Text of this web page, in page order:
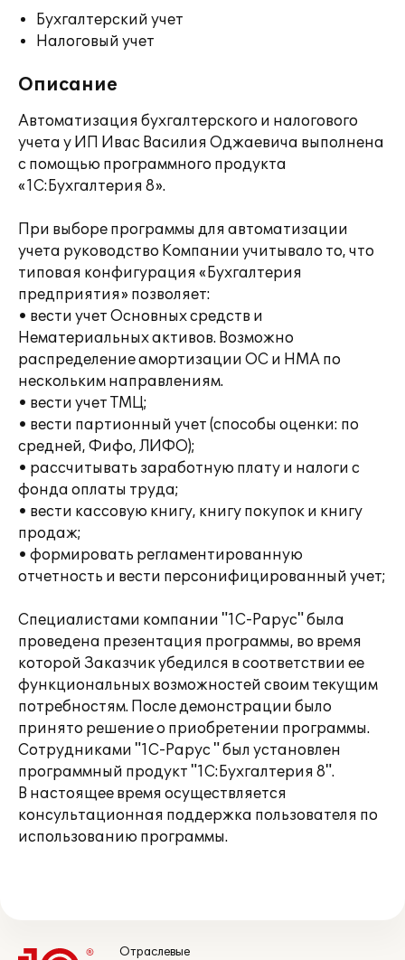
Бухгалтерский учет
Налоговый учет
Описание
Автоматизация бухгалтерского и налогового
учета у ИП Ивас Василия Оджаевича выполнена
с помощью программного продукта
«1С:Бухгалтерия 8».
При выборе программы для автоматизации
учета руководство Компании учитывало то, что
типовая конфигурация «Бухгалтерия
предприятия» позволяет:
• вести учет Основных средств и
Нематериальных активов. Возможно
распределение амортизации ОС и НМА по
нескольким направлениям.
• вести учет ТМЦ;
• вести партионный учет (способы оценки: по
средней, Фифо, ЛИФО);
• рассчитывать заработную плату и налоги с
фонда оплаты труда;
• вести кассовую книгу, книгу покупок и книгу
продаж;
• формировать регламентированную
отчетность и вести персонифицированный учет;
Специалистами компании "1С-Рарус" была
проведена презентация программы, во время
которой Заказчик убедился в соответствии ее
функциональных возможностей своим текущим
потребностям. После демонстрации было
принято решение о приобретении программы.
Сотрудниками "1С-Рарус " был установлен
программный продукт "1С:Бухгалтерия 8".
В настоящее время осуществляется
консультационная поддержка пользователя по
использованию программы.
Отраслевые